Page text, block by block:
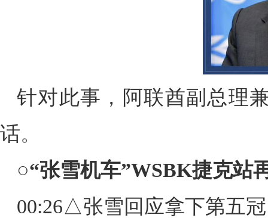
针对此事，阿联酋副总理
话。
○“张雪机车”WSBK捷克站
00:26△张雪回应拿下第五